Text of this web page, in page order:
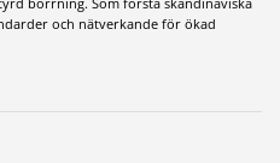
och nätverkande för ökad